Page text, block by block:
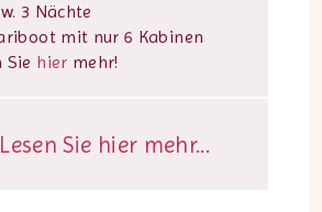
3 Nächte
mit nur 6 Kabinen
Sie hier mehr!
Sie hier mehr...